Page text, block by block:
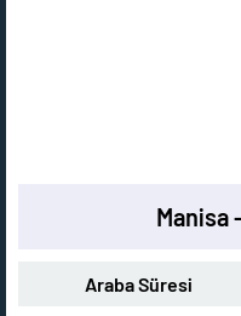
Manisa
Araba Süresi